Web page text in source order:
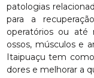
patologias
para a
operatórios ou até
ossos, músculos e
Itaipuaçu tem
dores e melhorar a